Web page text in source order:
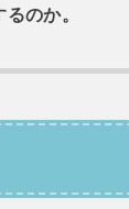
のか。